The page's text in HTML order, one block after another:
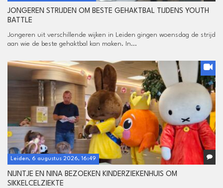
JONGEREN STRIJDEN OM BESTE GEHAKTBAL TIJDENS YOUTH
BATTLE
Jongeren uit verschillende wijken in Leiden gingen woensdag de strijd
aan wie de beste gehaktbal kan maken. In...
Leiden, 6 augustus 2026, 16:49
NIJNTJE EN NINA BEZOEKEN KINDERZIEKENHUIS OM
SIKKELCELZIEKTE